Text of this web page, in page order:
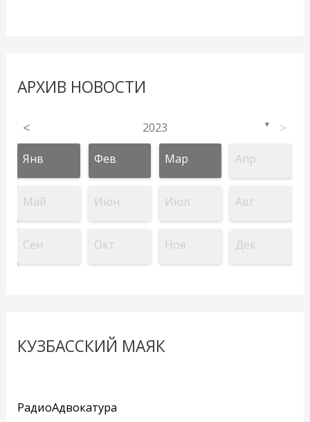
АРХИВ НОВОСТИ
< 2023 ▼ >
Янв Фев Мар Апр
Май Июн Июл Авг
Сен Окт Ноя Дек
КУЗБАССКИЙ МАЯК
РадиоАдвокатура